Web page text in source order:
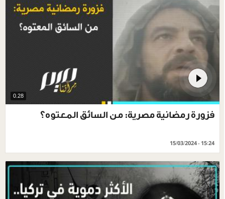
0.28
فزورة رمضانية مصرية: من السائق المعتوه؟
15/03/2024 - 15:24